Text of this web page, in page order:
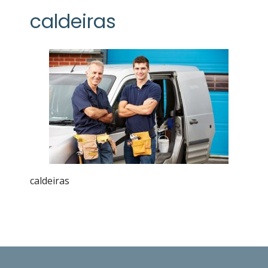
caldeiras
caldeiras